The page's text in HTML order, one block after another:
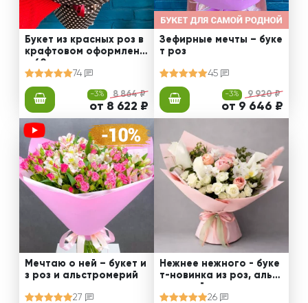
Букет из красных роз в
крафтовом оформлени
и 60 см
74
-3% 8 864 ₽
от 8 622 ₽
Зефирные мечты – буке
т роз
45
-3% 9 920 ₽
от 9 646 ₽
Мечтаю о ней – букет и
з роз и альстромерий
27
Нежнее нежного - буке
т-новинка из роз, альст
ромерий и калл
26